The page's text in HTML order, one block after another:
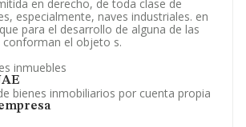
en derecho, de toda clase de
especialmente, naves industriales. en
para el desarrollo de alguna de las
conforman el objeto s.
inmuebles
bienes inmobiliarios por cuenta propia